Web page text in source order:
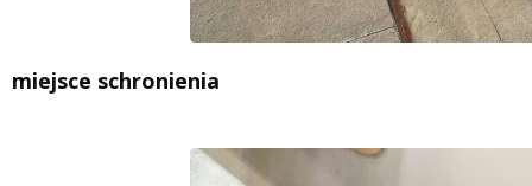
miejsce schronienia